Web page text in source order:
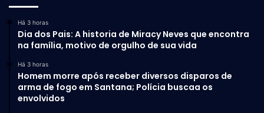
Há 3 horas
Dia dos Pais: A historia de Miracy Neves que encontra
na família, motivo de orgulho de sua vida
Há 3 horas
Homem morre após receber diversos disparos de
arma de fogo em Santana; Polícia buscaa os
envolvidos